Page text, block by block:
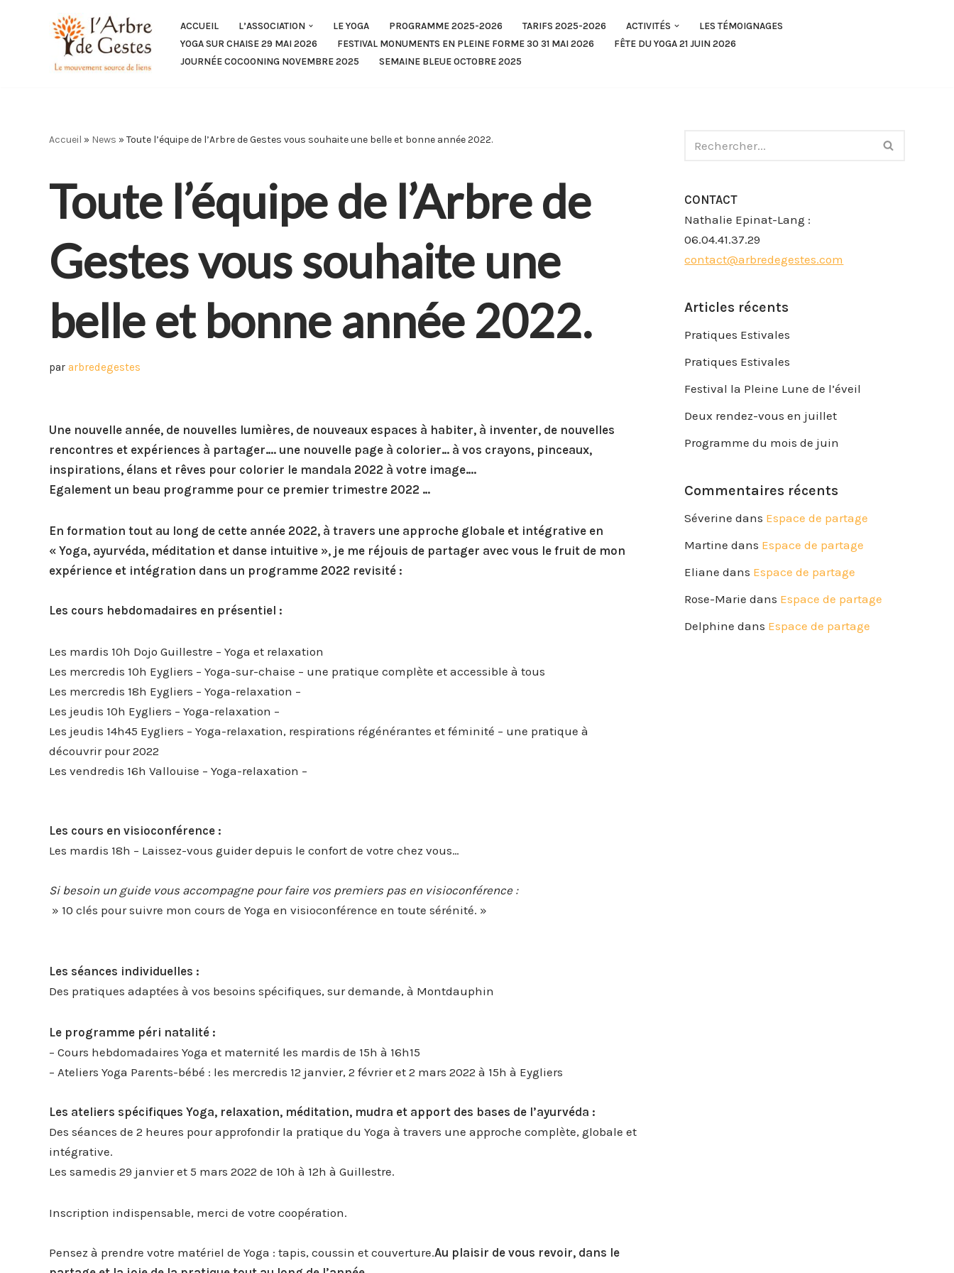
ACCUEIL L’ASSOCIATION LE YOGA PROGRAMME 2025-2026 TARIFS 2025-2026 ACTIVITÉS
LES TÉMOIGNAGES
YOGA SUR CHAISE 29 MAI 2026
FESTIVAL MONUMENTS EN PLEINE FORME 30 31 MAI 2026
FÊTE DU YOGA 21 JUIN 2026
JOURNÉE COCOONING NOVEMBRE 2025
SEMAINE BLEUE OCTOBRE 2025
Accueil » News » Toute l’équipe de l’Arbre de Gestes vous souhaite une belle et bonne année 2022.
Toute l’équipe de l’Arbre de
Gestes vous souhaite une
belle et bonne année 2022.
par arbredegestes
Une nouvelle année, de nouvelles lumières, de nouveaux espaces à habiter, à inventer, de nouvelles
rencontres et expériences à partager…. une nouvelle page à colorier… à vos crayons, pinceaux,
inspirations, élans et rêves pour colorier le mandala 2022 à votre image….
Egalement un beau programme pour ce premier trimestre 2022 …
En formation tout au long de cette année 2022, à travers une approche globale et intégrative en
« Yoga, ayurvéda, méditation et danse intuitive », je me réjouis de partager avec vous le fruit de mon
expérience et intégration dans un programme 2022 revisité :
Les cours hebdomadaires en présentiel :
Les mardis 10h Dojo Guillestre – Yoga et relaxation
Les mercredis 10h Eygliers – Yoga-sur-chaise – une pratique complète et accessible à tous
Les mercredis 18h Eygliers – Yoga-relaxation –
Les jeudis 10h Eygliers – Yoga-relaxation –
Les jeudis 14h45 Eygliers – Yoga-relaxation, respirations régénérantes et féminité – une pratique à
découvrir pour 2022
Les vendredis 16h Vallouise – Yoga-relaxation –
Les cours en visioconférence :
Les mardis 18h – Laissez-vous guider depuis le confort de votre chez vous…
Si besoin un guide vous accompagne pour faire vos premiers pas en visioconférence:
» 10 clés pour suivre mon cours de Yoga en visioconférence en toute sérénité. »
Les séances individuelles :
Des pratiques adaptées à vos besoins spécifiques, sur demande, à Montdauphin
Le programme péri natalité :
– Cours hebdomadaires Yoga et maternité les mardis de 15h à 16h15
– Ateliers Yoga Parents-bébé : les mercredis 12 janvier, 2 février et 2 mars 2022 à 15h à Eygliers
Les ateliers spécifiques Yoga, relaxation, méditation, mudra et apport des bases de l’ayurvéda :
Des séances de 2 heures pour approfondir la pratique du Yoga à travers une approche complète, globale et
intégrative.
Les samedis 29 janvier et 5 mars 2022 de 10h à 12h à Guillestre.
Inscription indispensable, merci de votre coopération.
Pensez à prendre votre matériel de Yoga : tapis, coussin et couverture.Au plaisir de vous revoir,dans le
CONTACT
Nathalie Epinat-Lang :
06.04.41.37.29
contact@arbredegestes.com
Articles récents
Pratiques Estivales
Pratiques Estivales
Festival la Pleine Lune de l’éveil
Deux rendez-vous en juillet
Programme du mois de juin
Commentaires récents
Séverine dans Espace de partage
Martine dans Espace de partage
Eliane dans Espace de partage
Rose-Marie dans Espace de partage
Delphine dans Espace de partage